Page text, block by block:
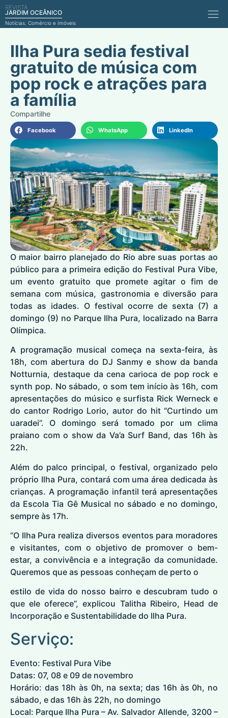
REVISTA
JARDIM OCEÂNICO
Notícias, Comércio e Imóveis
Ilha Pura sedia festival
gratuito de música com
pop rock e atrações para
a família
Facebook WhatsApp LinkedIn
O maior bairro planejado do Rio abre suas portas ao
público para a primeira edição do Festival Pura Vibe,
um evento gratuito que promete agitar o fim de
semana com música, gastronomia e diversão para
todas as idades. O festival ocorre de sexta (7) a
domingo (9) no Parque Ilha Pura, localizado na Barra
Olímpica.
A programação musical começa na sexta-feira, às
18h, com abertura do DJ Sanmy e show da banda
Notturnia, destaque da cena carioca de pop rock e
synth pop. No sábado, o som tem início às 16h, com
apresentações do músico e surfista Rick Werneck e
do cantor Rodrigo Lorio, autor do hit “Curtindo um
uaradei”. O domingo será tomado por um clima
praiano com o show da Va’a Surf Band, das 16h às
22h.
Além do palco principal, o festival, organizado pelo
próprio Ilha Pura, contará com uma área dedicada às
crianças. A programação infantil terá apresentações
da Escola Tia Gê Musical no sábado e no domingo,
sempre às 17h.
“O Ilha Pura realiza diversos eventos para moradores
e visitantes, com o objetivo de promover o bem-
estar, a convivência e a integração da comunidade.
Queremos que as pessoas conheçam de perto o
estilo de vida do nosso bairro e descubram tudo o
que ele oferece”, explicou Talitha Ribeiro, Head de
Incorporação e Sustentabilidade do Ilha Pura.
Serviço:
Evento: Festival Pura Vibe
Datas: 07, 08 e 09 de novembro
Horário: das 18h às 0h, na sexta; das 16h às 0h, no
sábado, e das 16h às 22h, no domingo
Local: Parque Ilha Pura – Av. Salvador Allende, 3200 –